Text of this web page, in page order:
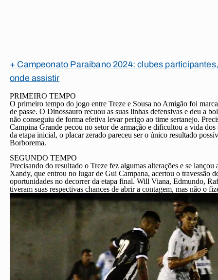
+ Campeonato Paraibano 2024: clubes
onde assistir
PRIMEIRO TEMPO
O primeiro tempo do jogo entre Treze e Sousa no Amigão foi
de passe. O Dinossauro recuou as suas linhas defensivas e deu a
não conseguiu de forma efetiva levar perigo ao time sertanejo.
Campina Grande pecou no setor de armação e dificultou a vida
da etapa inicial, o placar zerado pareceu ser o único resultado
Borborema.
SEGUNDO TEMPO
Precisando do resultado o Treze fez algumas alterações e se
Xandy, que entrou no lugar de Gui Campana, acertou o travessão
oportunidades no decorrer da etapa final. Will Viana, Edmundo,
tiveram suas respectivas chances de abrir a contagem, mas não o